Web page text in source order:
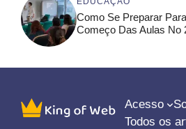
Como Se Preparar
Começo Das Aulas No
Acesso
Todos os